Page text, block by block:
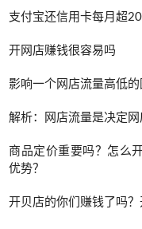
支付宝还信用卡每月超
开网店赚钱很容易吗
影响一个网店流量高低的
解析：网店流量是决定
商品定价重要吗？怎么
优势？
开贝店的你们赚钱了吗？